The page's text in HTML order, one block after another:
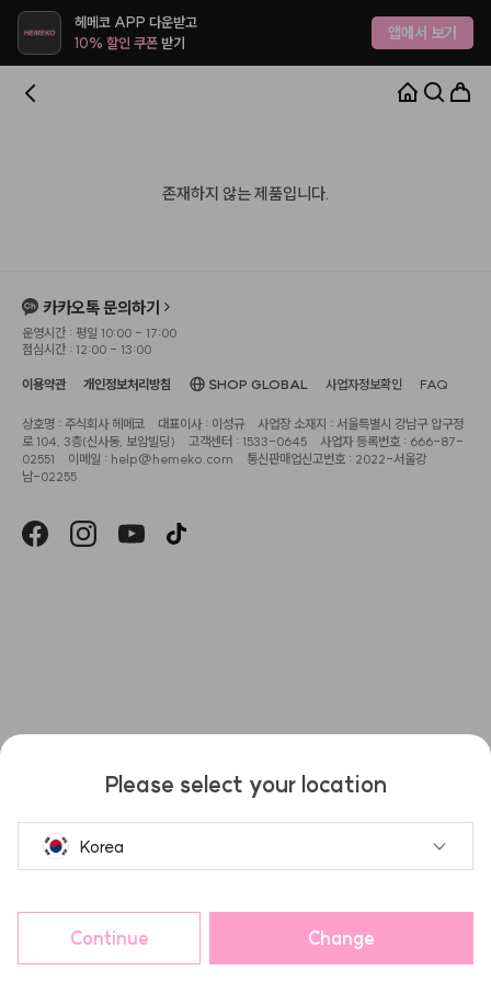
헤메코 APP 다운받고
10% 할인 쿠폰받기 앱에서 보기
존재하지 않는 제품입니다.
카카오톡 문의하기
운영시간 : 평일 10:00 - 17:00
점심시간 : 12:00 - 13:00
이용약관 개인정보처리방침 SHOP GLOBAL 사업자정보확인 FAQ
상호명 : 주식회사 헤메코 대표이사 : 이성규
사업장 소재지 : 서울특별시 강남구 압구정
로 104, 3층(신사동, 보암빌딩)
고객센터 : 1533-0645
사업자 등록번호 : 666-87-
02551
이메일 : help@hemeko.com
통신판매업신고번호 : 2022-서울강
남-02255
Please select your location
Korea
Continue Change